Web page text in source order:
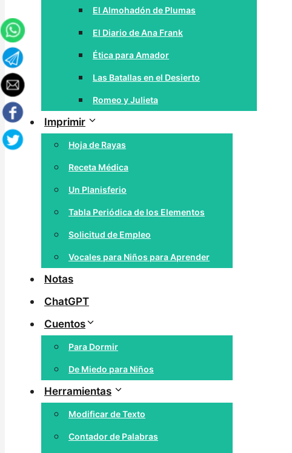
El Almohadón de Plumas
El Diario de Ana Frank
Ética para Amador
Las Batallas en el Desierto
Romeo y Julieta
Imprimir
Hoja de Rayas
Receta Médica
Un Planisferio
Tabla Periódica de los Elementos
Solicitud de Empleo
Vocales para Niños para Aprender
Notas
ChatGPT
Cuentos
Para Dormir
De Miedo para Niños
Herramientas
Modificar de Texto
Contador de Palabras